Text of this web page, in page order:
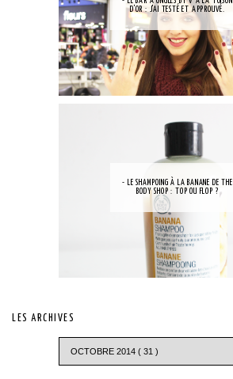
D'OR : J'AI TESTÉ ET APPROUVÉ.
- LE SHAMPOING À LA BANANE DE THE
BODY SHOP : TOP OU FLOP ?
LES ARCHIVES